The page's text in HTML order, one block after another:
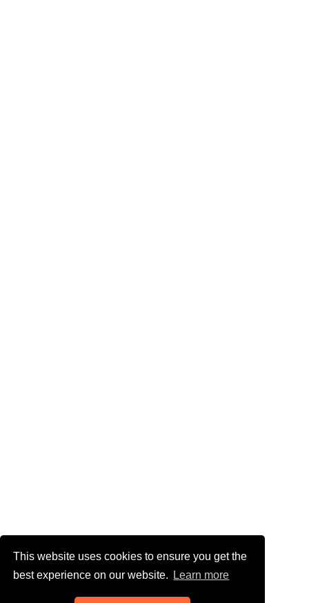
This website uses cookies to ensure you get the
best experience on our website.
Learn more